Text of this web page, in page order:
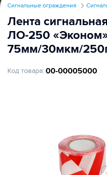
Сигнальные ограждения
Лента
ЛО-250
75мм/30мкм/
Код товара: 00-00005000